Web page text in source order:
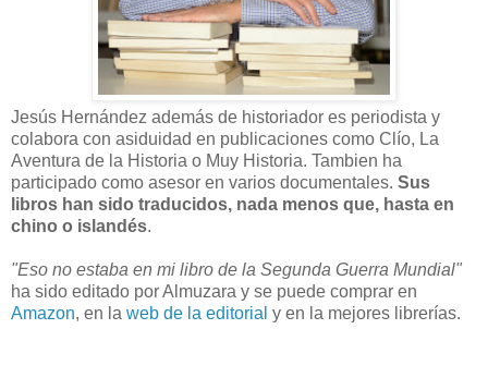
Jesús Hernández además de historiador es periodista y
colabora con asiduidad en publicaciones como Clío, La
Aventura de la Historia o Muy Historia. Tambien ha
participado como asesor en varios documentales. Sus
libros han sido traducidos, nada menos que, hasta en
chino o islandés.
"Eso no estaba en mi libro de la Segunda Guerra Mundial"
ha sido editado por Almuzara y se puede comprar en
Amazon, en la web de la editorial y en la mejores librerías.